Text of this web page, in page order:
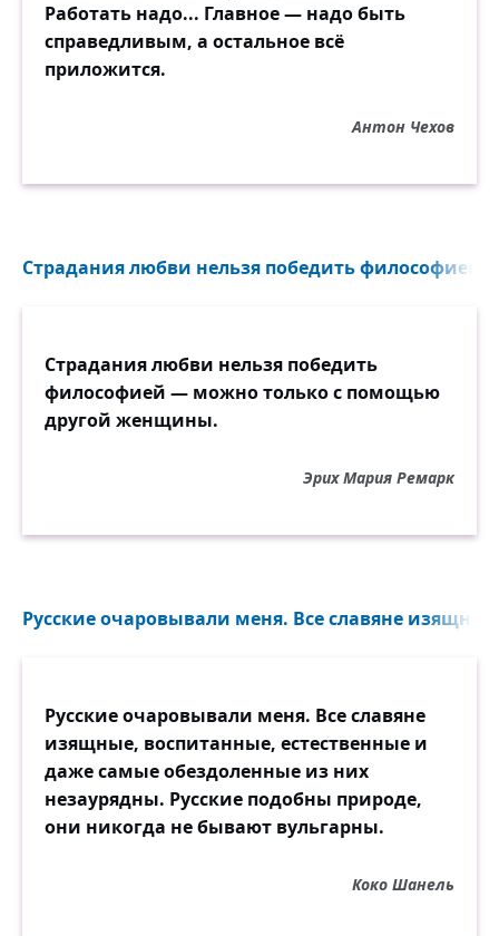
Работать надо... Главное — надо быть
справедливым, а остальное всё
приложится.
Антон Чехов
Страдания любви нельзя победить философией...
Страдания любви нельзя победить
философией — можно только с помощью
другой женщины.
Эрих Мария Ремарк
Русские очаровывали меня. Все славяне
Русские очаровывали меня. Все славяне
изящные, воспитанные, естественные и
даже самые обездоленные из них
незаурядны. Русские подобны природе,
они никогда не бывают вульгарны.
Коко Шанель